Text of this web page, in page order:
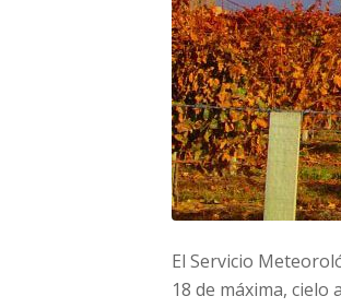
El Servicio
18 de máxima,